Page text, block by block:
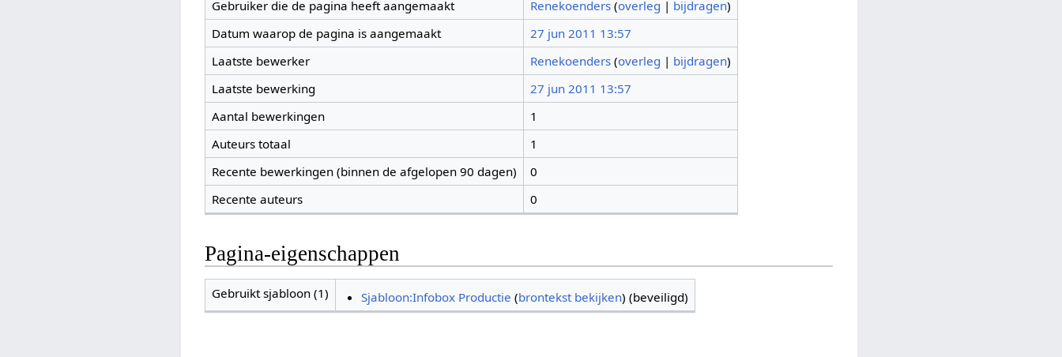
Gebruiker die de pagina heeft aangemaakt Renekoenders (overleg | bijdragen)
Datum waarop de pagina is aangemaakt
27 jun 2011 13:57
Laatste bewerker
Renekoenders (overleg | bijdragen)
Laatste bewerking
27 jun 2011 13:57
Aantal bewerkingen
1
Auteurs totaal
1
Recente bewerkingen (binnen de afgelopen 90 dagen)
0
Recente auteurs
0
Pagina-eigenschappen
Gebruikt sjabloon (1) Sjabloon:Infobox Productie (brontekst bekijken) (beveiligd)